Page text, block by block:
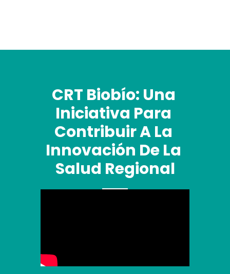
CRT Biobío: Una
Iniciativa Para
Contribuir A La
Innovación De La
Salud Regional